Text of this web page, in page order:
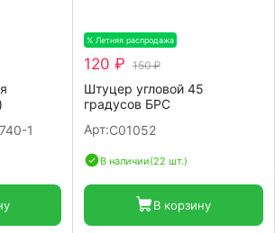
1
% Летняя распродажа
120 ₽ 150 ₽
Штуцер угловой 45
градусов БРС
Арт:C01052
В наличии(22 шт.)
В корзину